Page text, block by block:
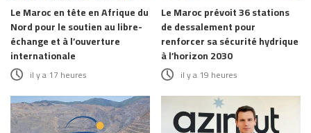
Le Maroc en tête en Afrique du
Nord pour le soutien au libre-
échange et à l’ouverture
internationale
il y a 17 heures
Le Maroc prévoit 36 stations
de dessalement pour
renforcer sa sécurité hydrique
à l’horizon 2030
il y a 19 heures